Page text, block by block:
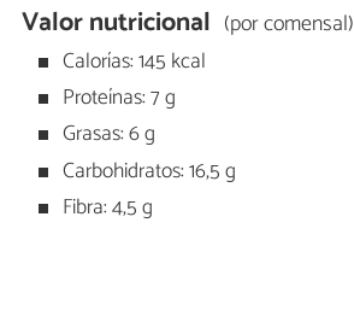
Valor nutricional (por comensal)
Calorías: 145 kcal
Proteínas: 7 g
Grasas: 6 g
Carbohidratos: 16,5 g
Fibra: 4,5 g